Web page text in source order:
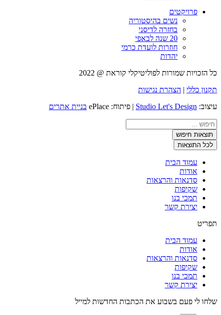
פרויקטים
נשים בהיסטוריה
בחזרה לדיסני
20 שנה לבאפי
חוזרות לועדת כרמי
יהדות
כל הזכויות שמורות לפוליטיקלי קוראת @ 2022
תקנון כללי | הצהרת נגישות
עיצוב: Studio Let's Design | פיתוח: ePlace
בניית אתרים
Search
...תוצאות חיפוש
לכל התוצאות
עמוד הבית
אודות
סדנאות והרצאות
שקיפות
תמכי בנו
יצירת קשר
תפריט
עמוד הבית
אודות
סדנאות והרצאות
שקיפות
תמכי בנו
יצירת קשר
שלחו לי פעם בשבוע את הכתבות החדשות למייל